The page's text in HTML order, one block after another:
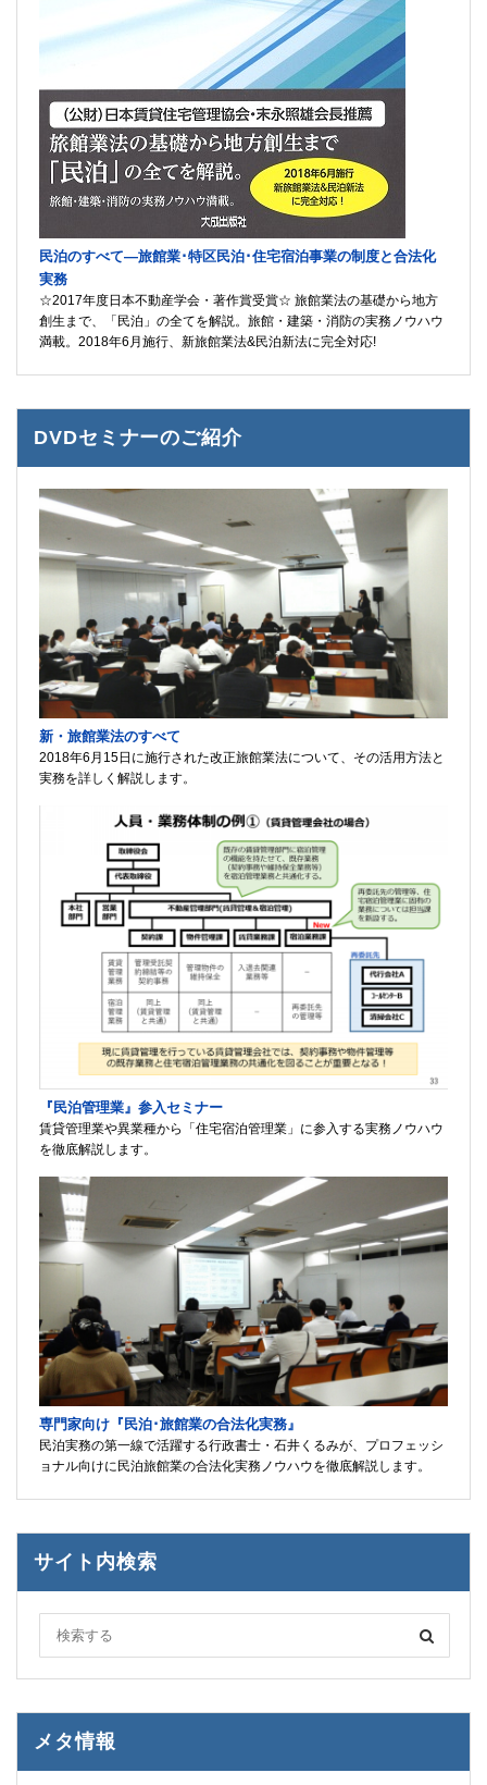
民泊のすべて―旅館業･特区民泊･住宅宿泊事業の制度と合法化
実務
☆2017年度日本不動産学会・著作賞受賞☆ 旅館業法の基礎から地方
創生まで、「民泊」の全てを解説。旅館・建築・消防の実務ノウハウ
満載。2018年6月施行、新旅館業法&民泊新法に完全対応!
DVDセミナーのご紹介
新・旅館業法のすべて
2018年6月15日に施行された改正旅館業法について、その活用方法と
実務を詳しく解説します。
『民泊管理業』参入セミナー
賃貸管理業や異業種から「住宅宿泊管理業」に参入する実務ノウハウ
を徹底解説します。
専門家向け『民泊･旅館業の合法化実務』
民泊実務の第一線で活躍する行政書士・石井くるみが、プロフェッシ
ョナル向けに民泊旅館業の合法化実務ノウハウを徹底解説します。
サイト内検索
メタ情報